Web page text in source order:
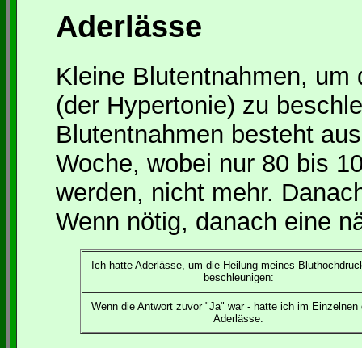
Aderlässe
Kleine Blutentnahmen,
(der Hypertonie) zu
Blutentnahmen besteht
Woche, wobei nur 80 bis
werden, nicht mehr.
Wenn nötig, danach eine
Ich hatte Aderlässe, um die Heilung meines
beschleunigen:
Wenn die Antwort zuvor "Ja" war - hatte ich im Einzelnen
Aderlässe: